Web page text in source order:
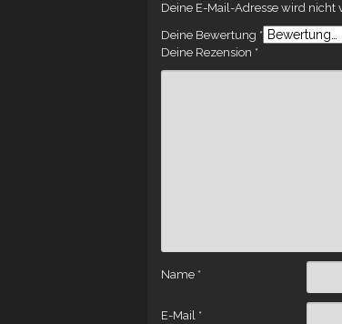
Deine E-Mail-Adresse wird nicht
Deine Bewertung *
Deine Rezension *
Name *
E-Mail *